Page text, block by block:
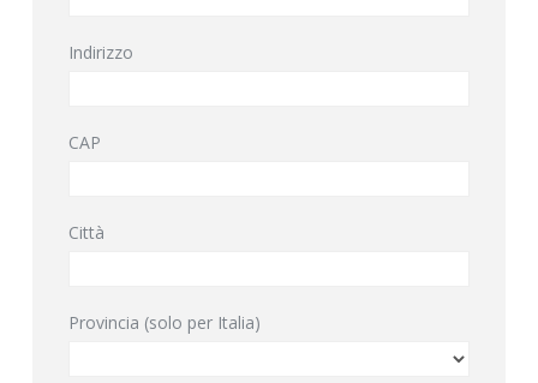
Indirizzo
CAP
Città
Provincia (solo per Italia)